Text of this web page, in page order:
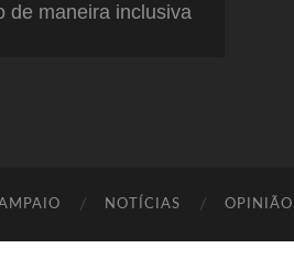
de maneira inclusiva
NOTÍCIAS OPINIÃO